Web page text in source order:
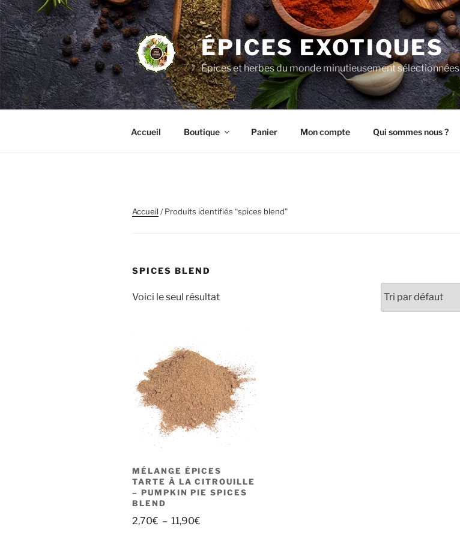
Aller
au
contenu
principal
ÉPICES EXOTIQUES
Épices et herbes du monde minutieusement sélectionnées
Accueil Boutique Panier Mon compte Qui sommes nous ?
Accueil/ Produits identifiés “spices blend”
SPICES BLEND
Voici le seul résultat
MÉLANGE ÉPICES
TARTE À LA CITROUILLE
– PUMPKIN PIE SPICES
BLEND
2,70€ – 11,90€